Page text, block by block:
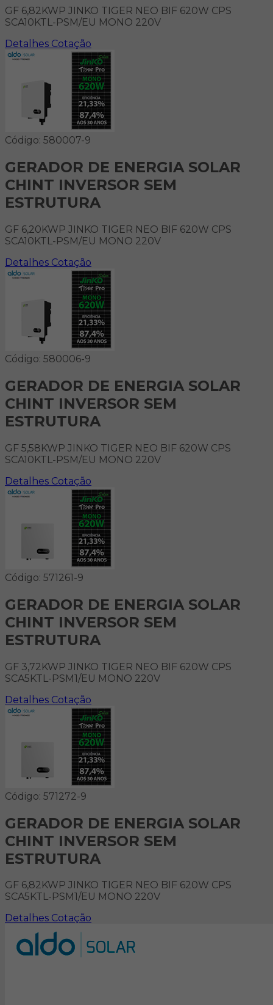
GF 6,82KWP JINKO TIGER NEO BIF 620W CPS
SCA10KTL-PSM/EU MONO 220V
Detalhes Cotação
Código: 580007-9
GERADOR DE ENERGIA SOLAR
CHINT INVERSOR SEM
ESTRUTURA
GF 6,20KWP JINKO TIGER NEO BIF 620W CPS
SCA10KTL-PSM/EU MONO 220V
Detalhes Cotação
Código: 580006-9
GERADOR DE ENERGIA SOLAR
CHINT INVERSOR SEM
ESTRUTURA
GF 5,58KWP JINKO TIGER NEO BIF 620W CPS
SCA10KTL-PSM/EU MONO 220V
Detalhes Cotação
Código: 571261-9
GERADOR DE ENERGIA SOLAR
CHINT INVERSOR SEM
ESTRUTURA
GF 3,72KWP JINKO TIGER NEO BIF 620W CPS
SCA5KTL-PSM1/EU MONO 220V
Detalhes Cotação
Código: 571272-9
GERADOR DE ENERGIA SOLAR
CHINT INVERSOR SEM
ESTRUTURA
GF 6,82KWP JINKO TIGER NEO BIF 620W CPS
SCA5KTL-PSM1/EU MONO 220V
Detalhes Cotação